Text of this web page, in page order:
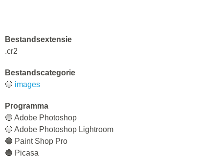
Bestandsextensie
.cr2
Bestandscategorie
🔵 images
Programma
🔵 Adobe Photoshop
🔵 Adobe Photoshop Lightroom
🔵 Paint Shop Pro
🔵 Picasa